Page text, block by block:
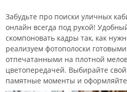
Забудьте про поиски уличных
онлайн всегда под рукой!
скомпоновать кадры так, как
реализуем фотополоски
отпечатанными на плотной
цветопередачей. Выбирайте
памятные моменты и оформляйте